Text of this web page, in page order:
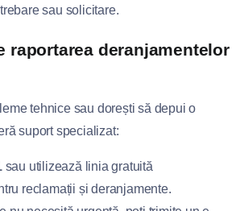
sau solicitare.
raportarea deranjamentelor
tehnice sau dorești să depui o
suport specializat:
sau utilizează linia gratuită
reclamații și deranjamente.